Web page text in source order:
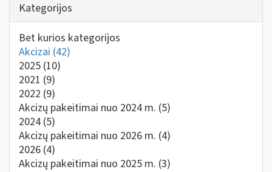
Kategorijos
Bet kurios kategorijos
Akcizai (42)
2025 (10)
2021 (9)
2022 (9)
Akcizų pakeitimai nuo 2024 m. (5)
2024 (5)
Akcizų pakeitimai nuo 2026 m. (4)
2026 (4)
Akcizų pakeitimai nuo 2025 m. (3)